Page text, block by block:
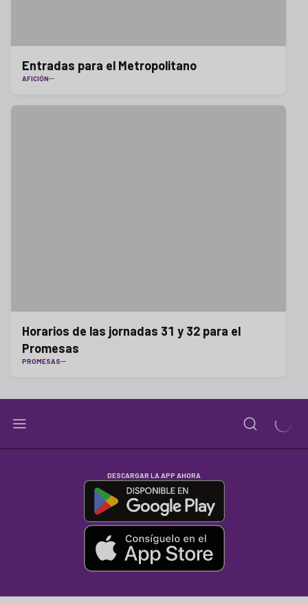
Entradas para el Metropolitano
AFICIÓN
Horarios de las jornadas 31 y 32 para el
Promesas
PROMESAS
DESCARGAR LA APP AHORA